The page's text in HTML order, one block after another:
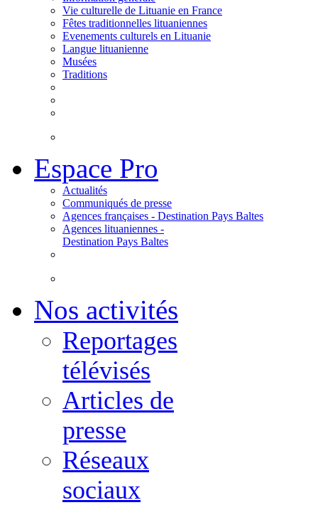
Vie culturelle de Lituanie en France
Fêtes traditionnelles lituaniennes
Evenements culturels en Lituanie
Langue lituanienne
Musées
Traditions
Espace Pro
Actualités
Communiqués de presse
Agences françaises - Destination Pays Baltes
Agences lituaniennes -
Destination Pays Baltes
Nos activités
Reportages
télévisés
Articles de
presse
Réseaux
sociaux